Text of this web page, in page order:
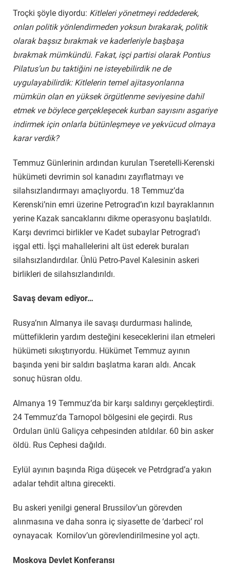
Troçki şöyle diyordu: Kitleleri yönetmeyi reddederek,
onları politik yönlendirmeden yoksun bırakarak, politik
olarak başsız bırakmak ve kaderleriyle başbaşa
bırakmak mümkündü. Fakat, işçi partisi olarak Pontius
Pilatus’un bu taktiğini ne isteyebilirdik ne de
uygulayabilirdik: Kitlelerin temel ajitasyonlarına
mümkün olan en yüksek örgütlenme seviyesine dahil
etmek ve böylece gerçekleşecek kurban sayısını asgariye
indirmek için onlarla bütünleşmeye ve yekvücud olmaya
karar verdik?
Temmuz Günlerinin ardından kurulan Tseretelli-Kerenski
hükümeti devrimin sol kanadını zayıflatmayı ve
silahsızlandırmayı amaçlıyordu. 18 Temmuz’da
Kerenski’nin emri üzerine Petrograd’ın kızıl bayraklarının
yerine Kazak sancaklarını dikme operasyonu başlatıldı.
Karşı devrimci birlikler ve Kadet subaylar Petrograd’ı
işgal etti. İşçi mahallelerini alt üst ederek buraları
silahsızlandırdılar. Ünlü Petro-Pavel Kalesinin askeri
birlikleri de silahsızlandırıldı.
Savaş devam ediyor…
Rusya’nın Almanya ile savaşı durdurması halinde,
müttefiklerin yardım desteğini keseceklerini ilan etmeleri
hükümeti sıkıştırıyordu. Hükümet Temmuz ayının
başında yeni bir saldırı başlatma kararı aldı. Ancak
sonuç hüsran oldu.
Almanya 19 Temmuz’da bir karşı saldırıyı gerçekleştirdi.
24 Temmuz’da Tarnopol bölgesini ele geçirdi. Rus
Orduları ünlü Galiçya cehpesinden atıldılar. 60 bin asker
öldü. Rus Cephesi dağıldı.
Eylül ayının başında Riga düşecek ve Petrdgrad’a yakın
adalar tehdit altına girecekti.
Bu askeri yenilgi general Brussilov’un görevden
alınmasına ve daha sonra iç siyasette de ‘darbeci’ rol
oynayacak Kornilov’un görevlendirilmesine yol açtı.
Moskova Devlet Konferansı